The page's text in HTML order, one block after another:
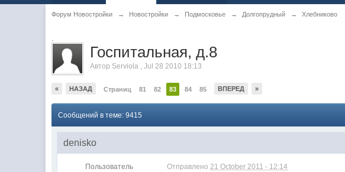
Форум Новостройки → Новостройки → Подмосковье → Долгопрудный → Хлебниково
.
Госпитальная, д.8
Автор Serviola ,Jul 28 2010 18:13
« НАЗАД Страниц 81 82 83 84 85 ВПЕРЕД »
Сообщений в теме: 9415
denisko
Пользователь Отправлено21 October 2011 - 12:14